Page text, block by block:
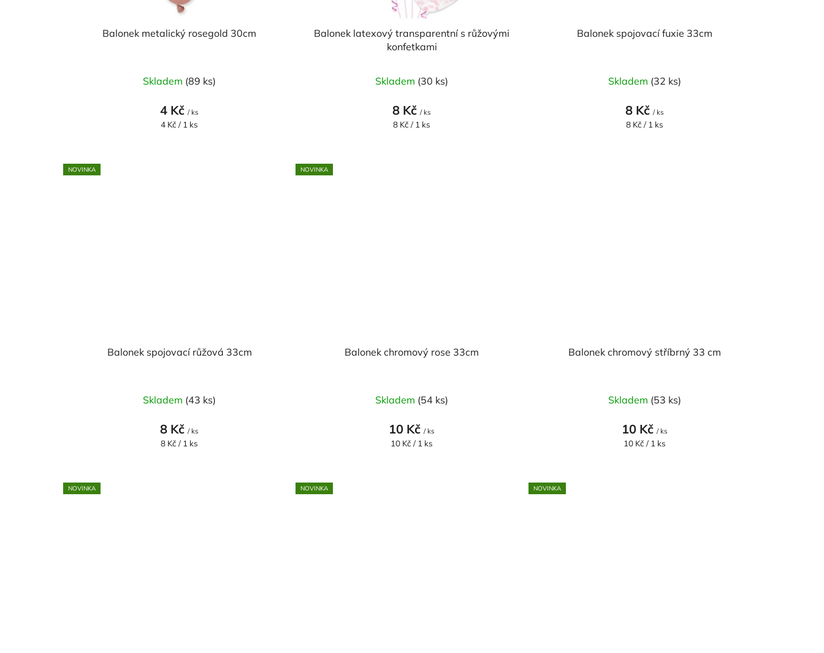
Balonek metalický rosegold 30cm
Skladem (89 ks)
4 Kč/ ks
Měrná
4 Kč / 1 ks
Balonek latexový transparentní s růžovými
konfetkami
Skladem (30 ks)
8 Kč/ ks
Měrná
8 Kč / 1 ks
Balonek spojovací fuxie 33cm
Skladem (32 ks)
8 Kč / ks
Měrná
8 Kč / 1 ks
NOVINKA
Balonek spojovací růžová 33cm
Skladem (43 ks)
8 Kč/ ks
Měrná
8 Kč / 1 ks
NOVINKA
Balonek chromový rose 33cm
Skladem (54 ks)
10 Kč/ ks
Měrná
10 Kč / 1 ks
Balonek chromový stříbrný 33 cm
Skladem (53 ks)
10 Kč / ks
Měrná
10 Kč / 1 ks
NOVINKA NOVINKA NOVINKA